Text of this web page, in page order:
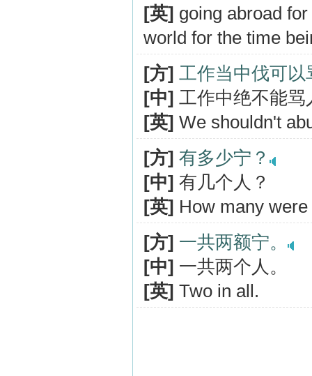
[英] going abroad
world for the time
[方] 工作当中伐可
[中] 工作中绝不能骂
[英] We shouldn't
[方] 有多少宁？
[中] 有几个人？
[英] How many
[方] 一共两额宁。
[中] 一共两个人。
[英] Two in all.